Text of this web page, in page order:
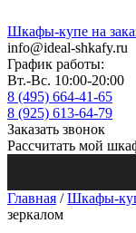
Шкафы-купе на
info@ideal-shkafy.ru
График работы:
Вт.-Вс. 10:00-20:00
8 (495) 664-41-65
8 (925) 613-64-79
Заказать звонок
Рассчитать мой
Главная /Шкафы-
зеркалом